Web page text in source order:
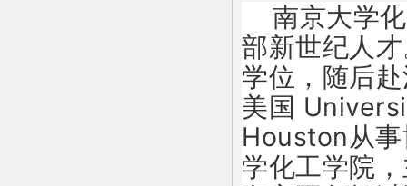
南京大学
部新世纪人
学位，随后
美国
Houston从
学化工学院